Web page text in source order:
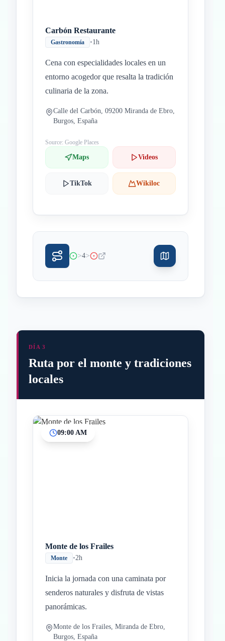
Carbón Restaurante
Gastronomía •1h
Cena con especialidades locales en un
entorno acogedor que resalta la tradición
culinaria de la zona.
Calle del Carbón, 09200 Miranda de Ebro,
Burgos, España
Source: Google Places
Maps Videos
TikTok Wikiloc
>4>
DÍA 3
Ruta por el monte y tradiciones
locales
09:00 AM
Monte de los Frailes
Monte •2h
Inicia la jornada con una caminata por
senderos naturales y disfruta de vistas
panorámicas.
Monte de los Frailes, Miranda de Ebro,
Burgos, España